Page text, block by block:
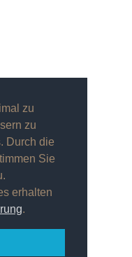
zu
zu
Durch die
Sie
erhalten
.